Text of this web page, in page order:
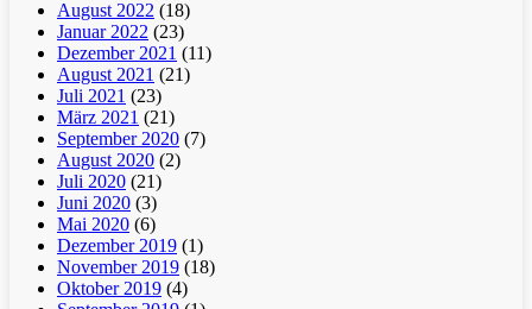
August 2022 (18)
Januar 2022 (23)
Dezember 2021 (11)
August 2021 (21)
Juli 2021 (23)
März 2021 (21)
September 2020 (7)
August 2020 (2)
Juli 2020 (21)
Juni 2020 (3)
Mai 2020 (6)
Dezember 2019 (1)
November 2019 (18)
Oktober 2019 (4)